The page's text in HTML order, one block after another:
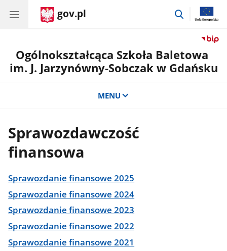
gov.pl
przejdź
Ogólnokształcąca Szkoła Baletowa
im. J. Jarzynówny-Sobczak w Gdańsku
MENU
Sprawozdawczość
finansowa
Sprawozdanie finansowe 2025
Sprawozdanie finansowe 2024
Sprawozdanie finansowe 2023
Sprawozdanie finansowe 2022
Sprawozdanie finansowe 2021